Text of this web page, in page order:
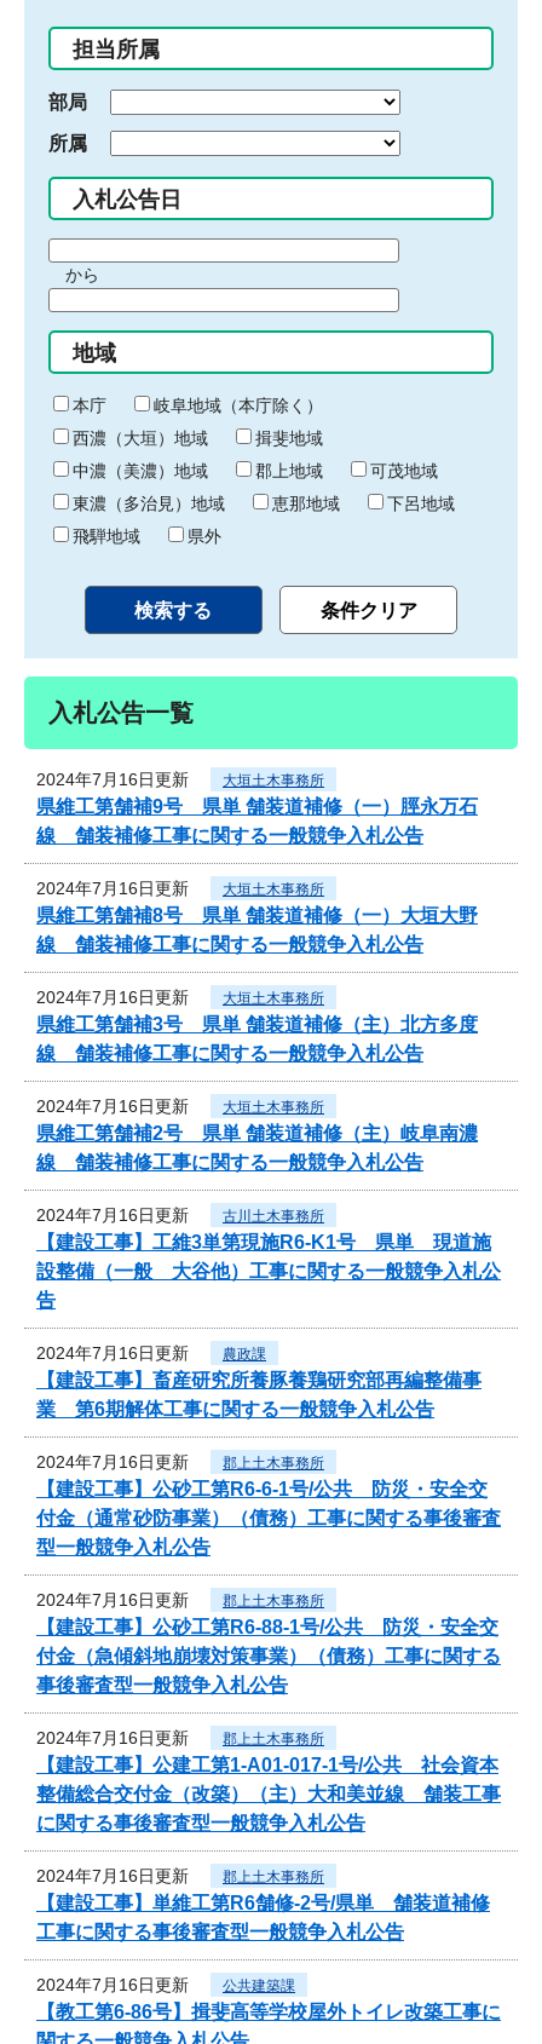
入
力
担当所属
部局
所属
入札公告日
間
始
り
から
間
終
わ
り
地域
本庁
岐阜地域（本庁除く）
西濃（大垣）地域
揖斐地域
中濃（美濃）地域
郡上地域
可茂地域
東濃（多治見）地域
恵那地域
下呂地域
飛騨地域
県外
入札公告一覧
2024年7月16日更新 大垣土木事務所
県維工第舗補9号 県単 舗装道補修（一）脛永万石
線 舗装補修工事に関する一般競争入札公告
2024年7月16日更新 大垣土木事務所
県維工第舗補8号 県単 舗装道補修（一）大垣大野
線 舗装補修工事に関する一般競争入札公告
2024年7月16日更新 大垣土木事務所
県維工第舗補3号 県単 舗装道補修（主）北方多度
線 舗装補修工事に関する一般競争入札公告
2024年7月16日更新 大垣土木事務所
県維工第舗補2号 県単 舗装道補修（主）岐阜南濃
線 舗装補修工事に関する一般競争入札公告
2024年7月16日更新 古川土木事務所
【建設工事】工維3単第現施R6-K1号 県単 現道施
設整備（一般 大谷他）工事に関する一般競争入札公
告
2024年7月16日更新 農政課
【建設工事】畜産研究所養豚養鶏研究部再編整備事
業 第6期解体工事に関する一般競争入札公告
2024年7月16日更新 郡上土木事務所
【建設工事】公砂工第R6-6-1号/公共 防災・安全交
付金（通常砂防事業）（債務）工事に関する事後審査
型一般競争入札公告
2024年7月16日更新 郡上土木事務所
【建設工事】公砂工第R6-88-1号/公共 防災・安全交
付金（急傾斜地崩壊対策事業）（債務）工事に関する
事後審査型一般競争入札公告
2024年7月16日更新 郡上土木事務所
【建設工事】公建工第1-A01-017-1号/公共 社会資本
整備総合交付金（改築）（主）大和美並線 舗装工事
に関する事後審査型一般競争入札公告
2024年7月16日更新 郡上土木事務所
【建設工事】単維工第R6舗修-2号/県単 舗装道補修
工事に関する事後審査型一般競争入札公告
2024年7月16日更新 公共建築課
【教工第6-86号】揖斐高等学校屋外トイレ改築工事に